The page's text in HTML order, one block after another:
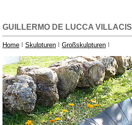
GUILLERMO DE LUCCA VILLACIS
Home Skulpturen Großskulpturen